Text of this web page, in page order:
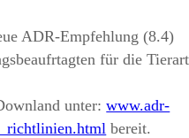
ADR-Empfehlung (8.4)
für die Tierart
unter:www.adr-
bereit.